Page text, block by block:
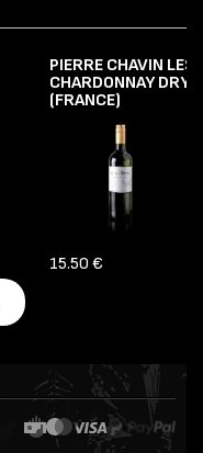
PIERRE CHAVIN
CHARDONNAY DRY
(FRANCE)
15.50 €